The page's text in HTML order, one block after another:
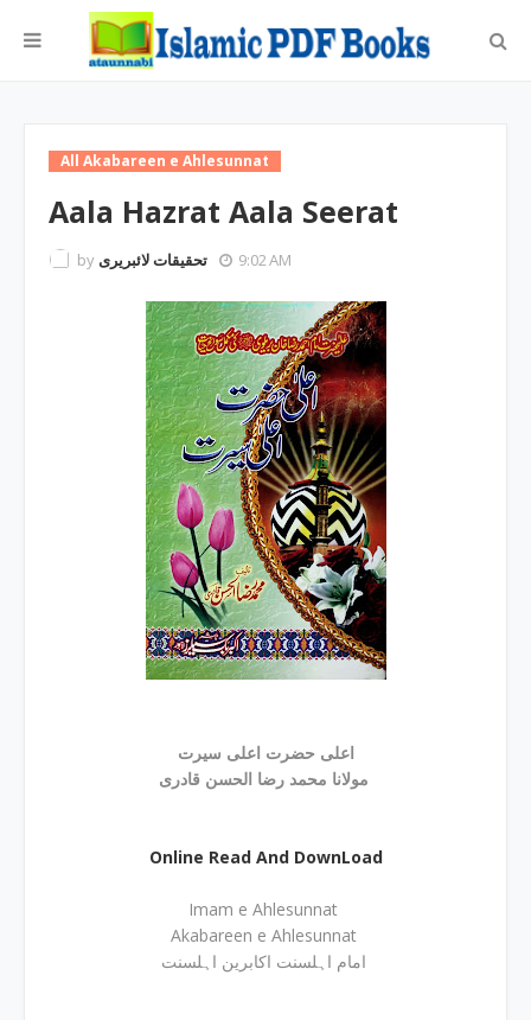
All Akabareen e Ahlesunnat
Aala Hazrat Aala Seerat
by تحقیقات لائبریری 9:02 AM
اعلی حضرت اعلی سیرت
Online Read And DownLoad
Imam e Ahlesunnat
Akabareen e Ahlesunnat